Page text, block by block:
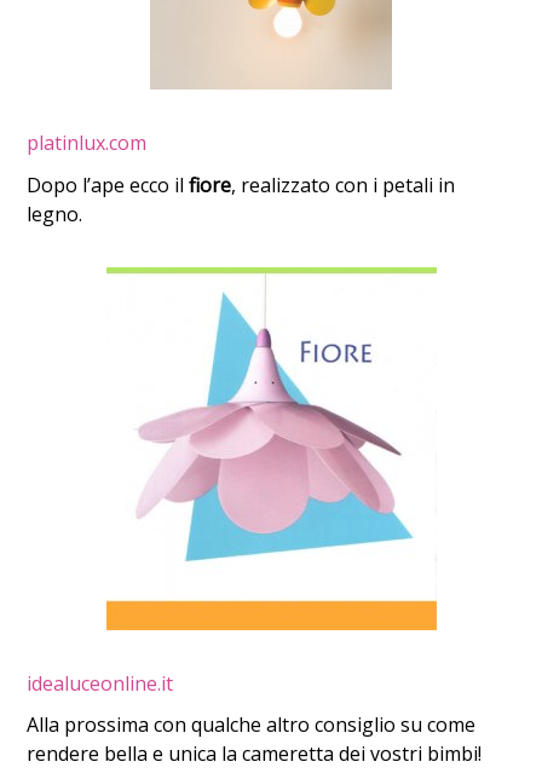
platinlux.com
Dopo l’ape ecco ilfiore, realizzato con i petali in
legno.
idealuceonline.it
Alla prossima con qualche altro consiglio su come
rendere bella e unica la cameretta dei vostri bimbi!